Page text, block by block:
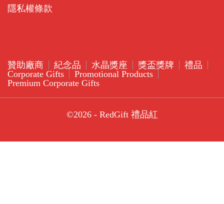
隱私權條款
贊助廠商 紀念品 水晶獎座 獎盃獎牌
禮品
Corporate Gifts
Promotional Products
Premium Corporate Gifts
©2026 - RedGift 禮品紅